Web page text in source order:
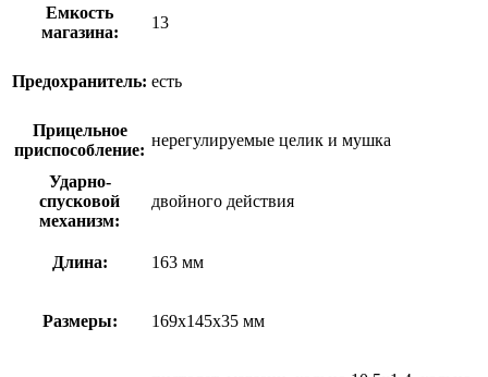
Емкость
магазина:
13
Предохранитель: есть
Прицельное
приспособление:
нерегулируемые целик и мушка
Ударно-
спусковой
механизм:
двойного действия
Длина: 163 мм
Размеры: 169х145х35 мм